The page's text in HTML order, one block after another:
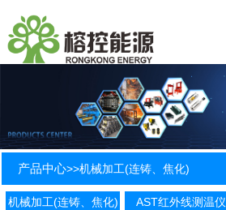
产品中心>>机械加工(连铸、焦化)
机械加工(连铸、焦化) AST红外线测温仪